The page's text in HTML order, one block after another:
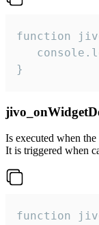
function
}
Is executed when
It is triggered when
function